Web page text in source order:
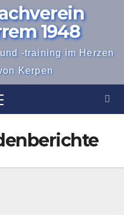
1948
-training im Herzen
Kerpen